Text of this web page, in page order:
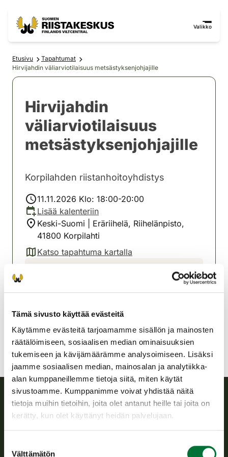
Tämä sivusto käyttää evästeitä
Käytämme evästeitä tarjoamamme sisällön ja mainosten
räätälöimiseen, sosiaalisen median ominaisuuksien
tukemiseen ja kävijämäärämme analysoimiseen. Lisäksi
jaamme sosiaalisen median, mainosalan ja analytiikka-
alan kumppaneillemme tietoja siitä, miten käytät
sivustoamme. Kumppanimme voivat yhdistää näitä
tietoja muihin tietoihin, joita olet antanut heille tai joita on
kerätty, kun olet käyttänyt heidän palvelujaan.
Välttämätön
Valikko
Etusivu
Tapahtumat
Hirvijahdin väliarviotilaisuus metsästyksenjohjajille
Hirvijahdin
väliarviotilaisuus
metsästyksenjohjajille
Korpilahden riistanhoitoyhdistys
11.11.2026 Klo: 18:00-20:00
Lisää kalenteriin
Keski-Suomi | Eräriihelä, Riihelänpisto,
41800 Korpilahti
Katso tapahtuma kartalla
(avautuu uuteen välilehteen)
korpilahti@rhy.riista.fi
Suomen riistakeskus
riistanhoitoyhdistysten toimintaa ja huolehtii riistapolitiikan